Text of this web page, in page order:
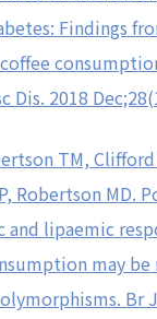
Findings
Dis. 2018
TM, Clifford
Robertson MD.
and lipaemic
may
Br